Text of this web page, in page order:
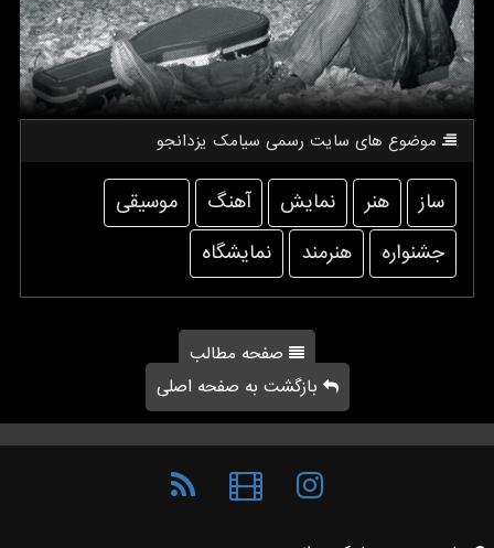
موضوع های سایت رسمی سیامك یزدانجو
ساز هنر نمایش آهنگ
موسیقی
جشنواره
هنرمند نمایشگاه
صفحه مطالب
بازگشت به صفحه اصلی